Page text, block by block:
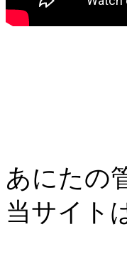
あにたの
当サイト